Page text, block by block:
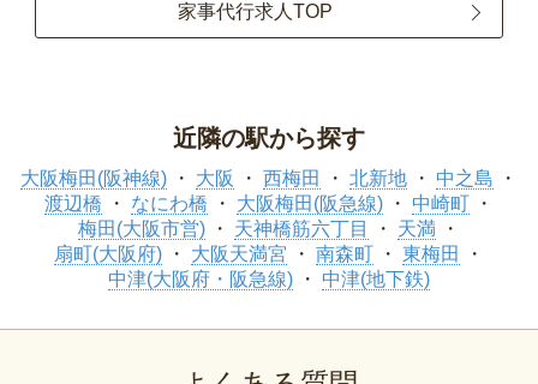
家事代行求人TOP
近隣の駅から探す
大阪梅田(阪神線) 大阪 西梅田 北新地
中之島
渡辺橋
なにわ橋 大阪梅田(阪急線)
中崎町
梅田(大阪市営)
天神橋筋六丁目
天満
扇町(大阪府)
大阪天満宮 南森町
東梅田
中津(大阪府・阪急線)
中津(地下鉄)